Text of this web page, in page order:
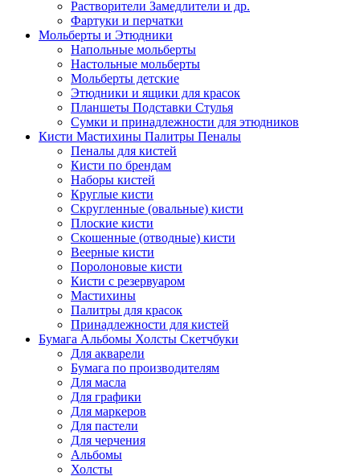
Растворители Замедлители и др.
Фартуки и перчатки
Мольберты и Этюдники
Напольные мольберты
Настольные мольберты
Мольберты детские
Этюдники и ящики для красок
Планшеты Подставки Стулья
Сумки и принадлежности для этюдников
Кисти Мастихины Палитры Пеналы
Пеналы для кистей
Кисти по брендам
Наборы кистей
Круглые кисти
Скругленные (овальные) кисти
Плоские кисти
Скошенные (отводные) кисти
Веерные кисти
Поролоновые кисти
Кисти с резервуаром
Мастихины
Палитры для красок
Принадлежности для кистей
Бумага Альбомы Холсты Скетчбуки
Для акварели
Бумага по производителям
Для масла
Для графики
Для маркеров
Для пастели
Для черчения
Альбомы
Холсты